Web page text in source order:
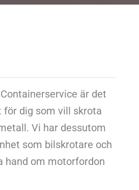
är det
för dig som vill skrota
Vi har dessutom
som bilskrotare och
hand om motorfordon